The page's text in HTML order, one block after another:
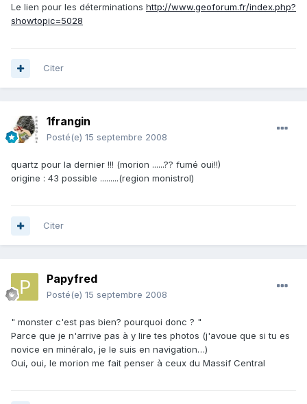
Le lien pour les déterminations http://www.geoforum.fr/index.php?
showtopic=5028
Citer
1frangin
Posté(e) 15 septembre 2008
quartz pour la dernier !!! (morion ......?? fumé oui!!)
origine : 43 possible .........(region monistrol)
Citer
Papyfred
Posté(e) 15 septembre 2008
" monster c'est pas bien? pourquoi donc ? "
Parce que je n'arrive pas à y lire tes photos (j'avoue que si tu es
novice en minéralo, je le suis en navigation…)
Oui, oui, le morion me fait penser à ceux du Massif Central